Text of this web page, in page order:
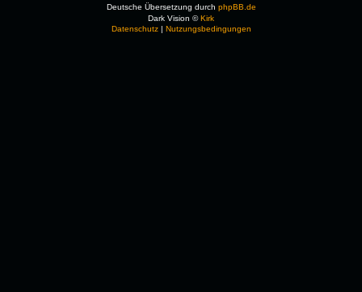
Deutsche Übersetzung durch phpBB.de
Dark Vision ©Kirk
Datenschutz| Nutzungsbedingungen